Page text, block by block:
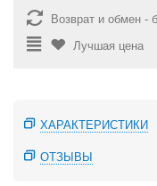
Возврат и обмен -
Лучшая цена
ХАРАКТЕРИСТИКИ
ОТЗЫВЫ